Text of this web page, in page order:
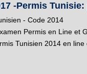
-Permis
- Code 2014
Permis en Line et
Tunisien 2014 en line